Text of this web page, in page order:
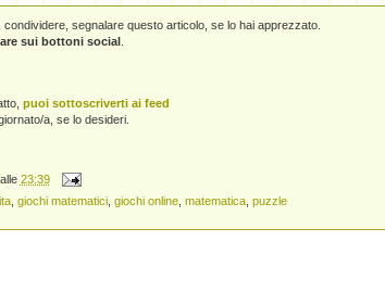
segnalare questo articolo, se lo hai apprezzato.
sui bottoni social.
puoi sottoscriverti ai feed
a, se lo desideri.
alle 23:39
, giochi matematici, giochi online, matematica, puzzle